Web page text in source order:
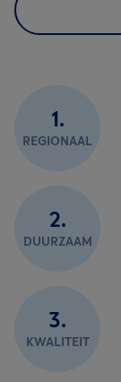
1.
REGIONAAL
2.
DUURZAAM
3.
KWALITEIT